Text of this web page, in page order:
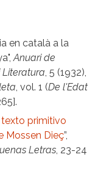
en català a la
Anuari de
Literatura, 5 (1932),
, vol. 1 (De l'Edat
texto primitivo
Mossen Dieç”,
Letras, 23-24